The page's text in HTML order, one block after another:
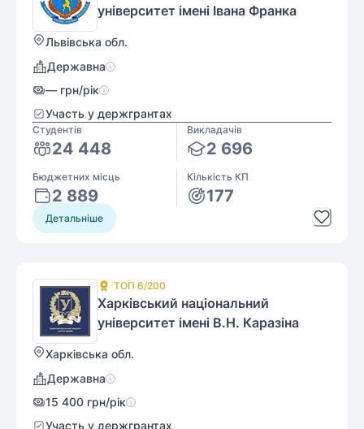
університет імені Івана Франка
Львівська обл.
Державна
— грн/рік
Участь у держгрантах
Студентів
24 448
Викладачів
2 696
Бюджетних місць
2 889
Кількість КП
177
Детальніше
ТОП 6/200
Харківський національний
університет імені В.Н. Каразіна
Харківська обл.
Державна
15 400 грн/рік
Участь у держгрантах